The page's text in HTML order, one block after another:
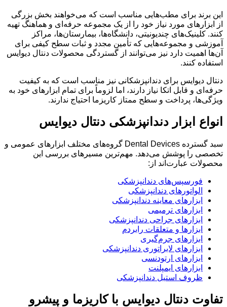
این برند برای مطب‌هایی مناسب است که می‌خواهند بخش بزرگی
از ابزارهای مورد نیاز خود را از یک مجموعه حرفه‌ای و هماهنگ تهیه
کنند. کلینیک‌های چندیونیتی، دانشگاه‌ها، بیمارستان‌ها، مراکز
آموزشی و مجموعه‌هایی که تأمین مجدد و ثبات سطح کیفی برای
آن‌ها اهمیت دارد نیز می‌توانند از گستردگی محصولات دنتال دیوایس
استفاده کنند.
دنتال دیوایس برای دندانپزشکانی نیز مناسب است که به کیفیت
حرفه‌ای و قابل اتکا نیاز دارند، اما لزوماً برای تمام ابزارهای خود به
ویژگی‌ها، پرداخت و سطح ممتاز کاریزما احتیاج ندارند.
انواع ابزار دندانپزشکی دنتال دیوایس
سبد گسترده Dental Devices گروه‌های مختلف ابزارهای عمومی و
تخصصی را پوشش می‌دهد. مهم‌ترین مسیرهای بررسی این
محصولات عبارت‌اند از:
فورسپس‌های دندانپزشکی
الواتورهای دندانپزشکی
ابزارهای معاینه دندانپزشکی
ابزارهای ترمیمی
ابزارهای جراحی دندانپزشکی
ابزارها و متعلقات رابردم
ابزارهای جرم‌گیری
ابزارهای لابراتوری دندانپزشکی
ابزارهای ارتودنسی
ابزارهای ایمپلنت
ظروف استیل دندانپزشکی
تفاوت دنتال دیوایس با کاریزما و پیشرو